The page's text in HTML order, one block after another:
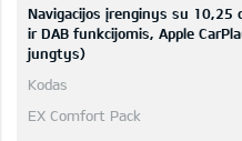
Navigacijos įrenginys su
ir DAB funkcijomis, Apple
jungtys)